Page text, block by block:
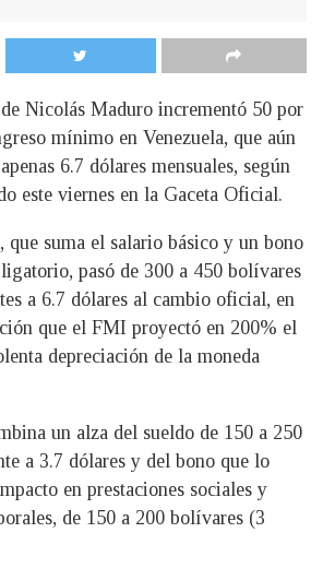
Nicolás Maduro incrementó 50 por
mínimo en Venezuela, que aún
6.7 dólares mensuales, según
este viernes en la Gaceta Oficial.
suma el salario básico y un bono
pasó de 300 a 450 bolívares
a 6.7 dólares al cambio oficial, en
que el FMI proyectó en 200% el
depreciación de la moneda
un alza del sueldo de 150 a 250
a 3.7 dólares y del bono que lo
en prestaciones sociales y
de 150 a 200 bolívares (3